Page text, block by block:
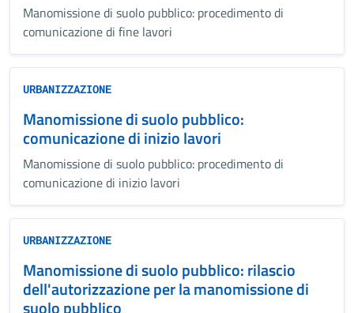
Manomissione di suolo pubblico: procedimento di
comunicazione di fine lavori
URBANIZZAZIONE
Manomissione di suolo pubblico:
comunicazione di inizio lavori
Manomissione di suolo pubblico: procedimento di
comunicazione di inizio lavori
URBANIZZAZIONE
Manomissione di suolo pubblico: rilascio
dell'autorizzazione per la manomissione di
suolo pubblico